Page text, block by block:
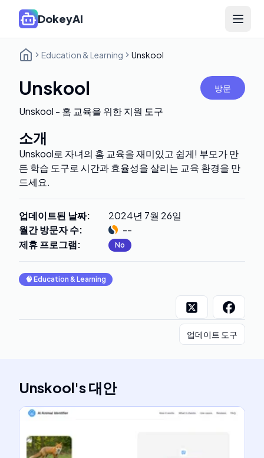
DokeyAI Open
Education & Learning Unskool
Unskool 방문
Unskool - 홈 교육을 위한 지원 도구
소개
Unskool로 자녀의 홈 교육을 재미있고 쉽게! 부모가 만
든 학습 도구로 시간과 효율성을 살리는 교육 환경을 만
드세요.
업데이트된 날짜:
2024년 7월 26일
월간 방문자 수:
--
제휴 프로그램: No
🧠 Education & Learning
업데이트 도구
Unskool's대안